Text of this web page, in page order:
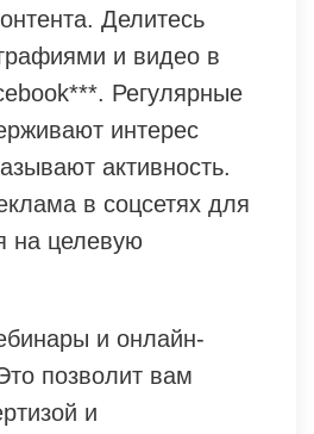
Делитесь
и видео в
Регулярные
интерес
активность.
в соцсетях для
на целевую
и онлайн-
позволит вам
и